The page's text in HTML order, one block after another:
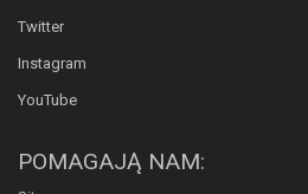
Twitter
Instagram
YouTube
POMAGAJĄ NAM: